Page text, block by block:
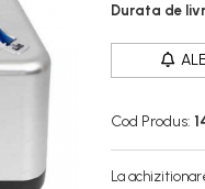
Durata de
Cod Produs:
La